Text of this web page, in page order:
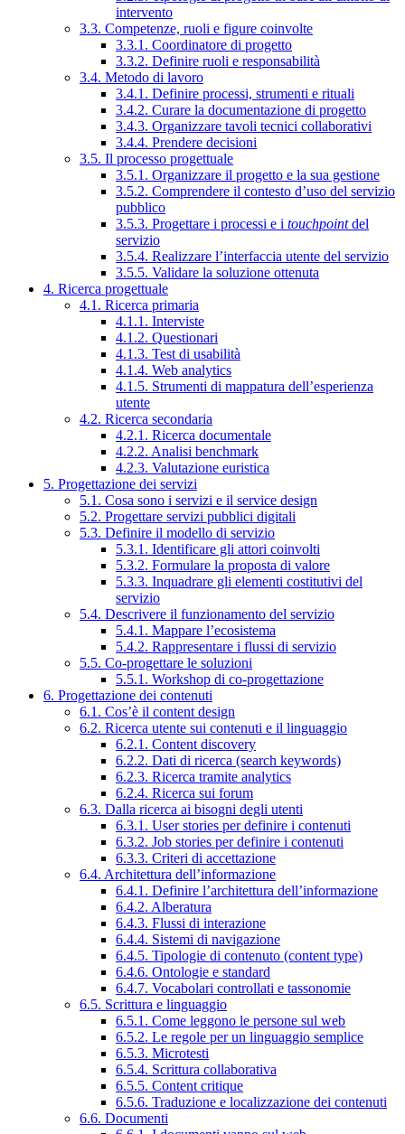
intervento
3.3. Competenze, ruoli e figure coinvolte
3.3.1. Coordinatore di progetto
3.3.2. Definire ruoli e responsabilità
3.4. Metodo di lavoro
3.4.1. Definire processi, strumenti e rituali
3.4.2. Curare la documentazione di progetto
3.4.3. Organizzare tavoli tecnici collaborativi
3.4.4. Prendere decisioni
3.5. Il processo progettuale
3.5.1. Organizzare il progetto e la sua gestione
3.5.2. Comprendere il contesto d’uso del servizio
pubblico
3.5.3. Progettare i processi e i touchpointdel
servizio
3.5.4. Realizzare l’interfaccia utente del servizio
3.5.5. Validare la soluzione ottenuta
4. Ricerca progettuale
4.1. Ricerca primaria
4.1.1. Interviste
4.1.2. Questionari
4.1.3. Test di usabilità
4.1.4. Web analytics
4.1.5. Strumenti di mappatura dell’esperienza
utente
4.2. Ricerca secondaria
4.2.1. Ricerca documentale
4.2.2. Analisi benchmark
4.2.3. Valutazione euristica
5. Progettazione dei servizi
5.1. Cosa sono i servizi e il service design
5.2. Progettare servizi pubblici digitali
5.3. Definire il modello di servizio
5.3.1. Identificare gli attori coinvolti
5.3.2. Formulare la proposta di valore
5.3.3. Inquadrare gli elementi costitutivi del
servizio
5.4. Descrivere il funzionamento del servizio
5.4.1. Mappare l’ecosistema
5.4.2. Rappresentare i flussi di servizio
5.5. Co-progettare le soluzioni
5.5.1. Workshop di co-progettazione
6. Progettazione dei contenuti
6.1. Cos’è il content design
6.2. Ricerca utente sui contenuti e il linguaggio
6.2.1. Content discovery
6.2.2. Dati di ricerca (search keywords)
6.2.3. Ricerca tramite analytics
6.2.4. Ricerca sui forum
6.3. Dalla ricerca ai bisogni degli utenti
6.3.1. User stories per definire i contenuti
6.3.2. Job stories per definire i contenuti
6.3.3. Criteri di accettazione
6.4. Architettura dell’informazione
6.4.1. Definire l’architettura dell’informazione
6.4.2. Alberatura
6.4.3. Flussi di interazione
6.4.4. Sistemi di navigazione
6.4.5. Tipologie di contenuto (content type)
6.4.6. Ontologie e standard
6.4.7. Vocabolari controllati e tassonomie
6.5. Scrittura e linguaggio
6.5.1. Come leggono le persone sul web
6.5.2. Le regole per un linguaggio semplice
6.5.3. Microtesti
6.5.4. Scrittura collaborativa
6.5.5. Content critique
6.5.6. Traduzione e localizzazione dei contenuti
6.6. Documenti